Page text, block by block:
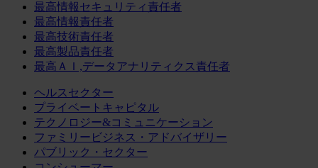
最高情報セキュリティ責任者
最高情報責任者
最高技術責任者
最高製品責任者
最高ＡＩ,データアナリティクス責任者
ヘルスセクター
プライベートキャピタル
テクノロジー&コミュニケーション
ファミリービジネス・アドバイザリー
パブリック・セクター